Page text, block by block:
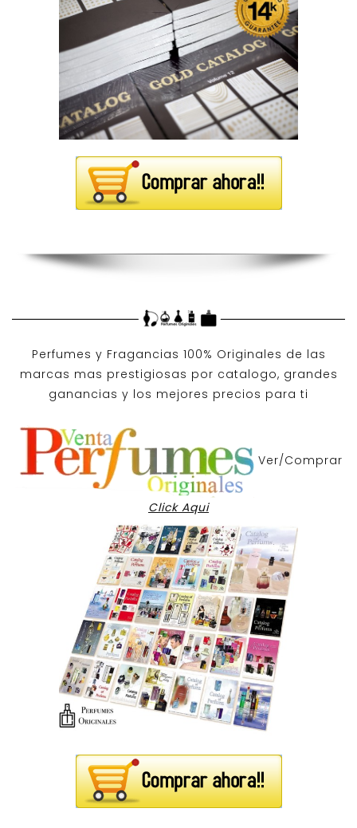
Perfumes y Fragancias 100% Originales de las
marcas mas prestigiosas por catalogo, grandes
ganancias y los mejores precios para ti
Ver/Comprar
Click Aqui